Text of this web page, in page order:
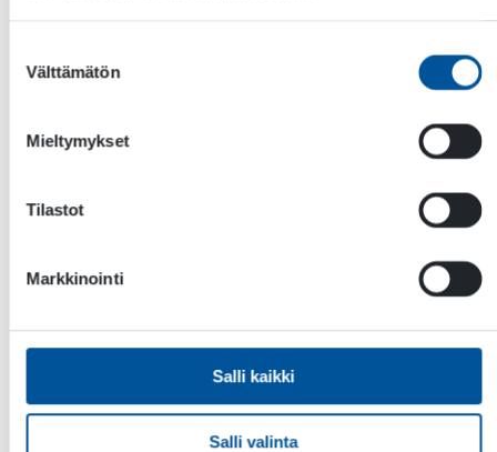
valinta
Välttämätön
Mieltymykset
Tilastot
Markkinointi
Salli kaikki
Salli valinta
Puhelinnumero
Leave a Question or Message to DYNASET